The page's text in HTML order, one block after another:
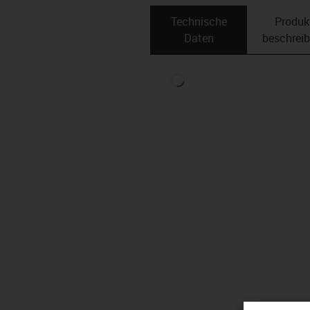
Technische
Daten